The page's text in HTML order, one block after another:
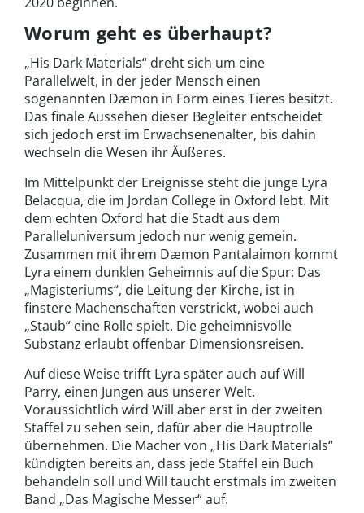
Worum geht es überhaupt?
„His Dark Materials“ dreht sich um eine
Parallelwelt, in der jeder Mensch einen
sogenannten Dæmon in Form eines Tieres besitzt.
Das finale Aussehen dieser Begleiter entscheidet
sich jedoch erst im Erwachsenenalter, bis dahin
wechseln die Wesen ihr Äußeres.
Im Mittelpunkt der Ereignisse steht die junge Lyra
Belacqua, die im Jordan College in Oxford lebt. Mit
dem echten Oxford hat die Stadt aus dem
Paralleluniversum jedoch nur wenig gemein.
Zusammen mit ihrem Dæmon Pantalaimon kommt
Lyra einem dunklen Geheimnis auf die Spur: Das
„Magisteriums“, die Leitung der Kirche, ist in
finstere Machenschaften verstrickt, wobei auch
„Staub“ eine Rolle spielt. Die geheimnisvolle
Substanz erlaubt offenbar Dimensionsreisen.
Auf diese Weise trifft Lyra später auch auf Will
Parry, einen Jungen aus unserer Welt.
Voraussichtlich wird Will aber erst in der zweiten
Staffel zu sehen sein, dafür aber die Hauptrolle
übernehmen. Die Macher von „His Dark Materials“
kündigten bereits an, dass jede Staffel ein Buch
behandeln soll und Will taucht erstmals im zweiten
Band „Das Magische Messer“ auf.